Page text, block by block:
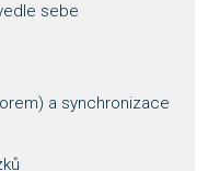
sebe
a synchronizace